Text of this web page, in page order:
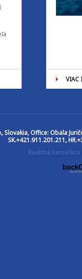
VIAC
Slovakia, Office: Obala
SK.+421.911.201.211,
Realitná